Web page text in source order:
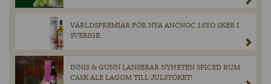
VÄRLDSPREMIÄR FÖR NYA ANCNOC 16YO SKER I
SVERIGE.
INNIS & GUNN LANSERAR NYHETEN SPICED RUM
CASK ALE LAGOM TILL JULSTÖKET!